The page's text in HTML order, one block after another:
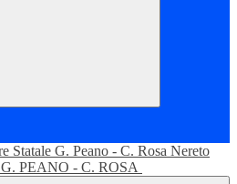
G. PEANO - C. ROSA